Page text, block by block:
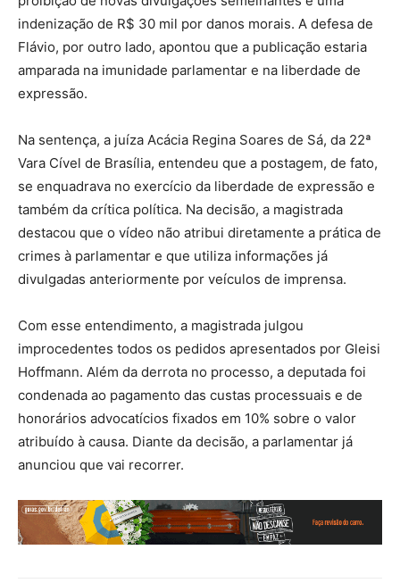
indenização de R$ 30 mil por danos morais. A defesa de
Flávio, por outro lado, apontou que a publicação estaria
amparada na imunidade parlamentar e na liberdade de
expressão.
Na sentença, a juíza Acácia Regina Soares de Sá, da 22ª
Vara Cível de Brasília, entendeu que a postagem, de fato,
se enquadrava no exercício da liberdade de expressão e
também da crítica política. Na decisão, a magistrada
destacou que o vídeo não atribui diretamente a prática de
crimes à parlamentar e que utiliza informações já
divulgadas anteriormente por veículos de imprensa.
Com esse entendimento, a magistrada julgou
improcedentes todos os pedidos apresentados por Gleisi
Hoffmann. Além da derrota no processo, a deputada foi
condenada ao pagamento das custas processuais e de
honorários advocatícios fixados em 10% sobre o valor
atribuído à causa. Diante da decisão, a parlamentar já
anunciou que vai recorrer.